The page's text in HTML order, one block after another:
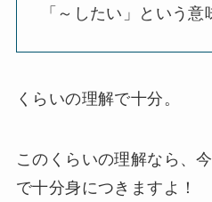
「～したい」という意
くらいの理解で十分。
このくらいの理解なら、
で十分身につきますよ！